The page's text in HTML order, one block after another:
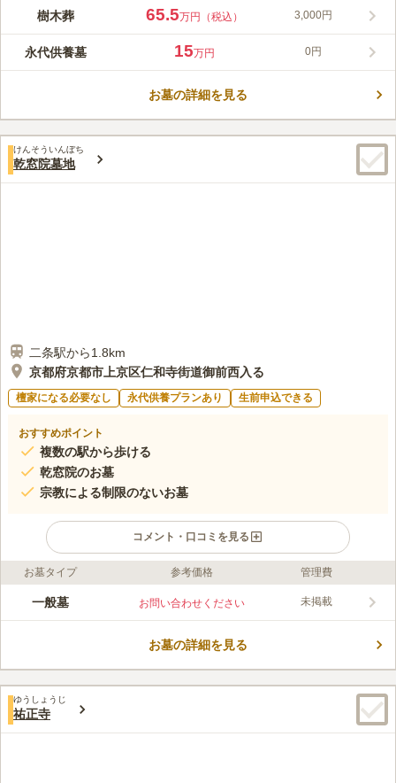
上京庭苑みのりは、上京区の静かな寺町にある樹木葬。日蓮宗寺
りません。永代供養付きで、お墓を継ぐ必要がないことも安心ポ
イントです。本昌寺には看板犬のゴン太さんがおり、お参りに来
は、是非一度ご覧いただきたいお墓です。 お申込み～ご納骨ま
この霊園はまだ誰からも評価されていません。
樹木葬 65.5万円（税込） 3,000円
永代供養墓 15万円 0円
お墓の詳細を見る
けんそういんぼち
乾窓院墓地
二条駅から1.8km
京都府京都市上京区仁和寺街道御前西入る
檀家になる必要なし 永代供養プランあり 生前申込できる
おすすめポイント
複数の駅から歩ける
乾窓院のお墓
宗教による制限のないお墓
コメント・口コミを見る
ライフドット編集部のコメント
足利尊氏に縁がある寺院墓地です。 生前建墓（寿陵）が可能な
いポイントです。 周辺には「京都御所」や「二条城」等の観光
口コミ評価
みんなの評価
60代男性
最寄りのバス停とお寺の間には花屋さん等はありません。が、お
お墓タイプ 参考価格 管理費
一般墓 お問い合わせください 未掲載
お墓の詳細を見る
ゆうしょうじ
祐正寺